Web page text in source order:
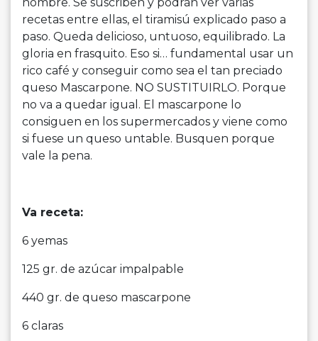
nombre. Se suscriben y podrán ver varias
recetas entre ellas, el tiramisú explicado paso a
paso. Queda delicioso, untuoso, equilibrado. La
gloria en frasquito. Eso si… fundamental usar un
rico café y conseguir como sea el tan preciado
queso Mascarpone. NO SUSTITUIRLO. Porque
no va a quedar igual. El mascarpone lo
consiguen en los supermercados y viene como
si fuese un queso untable. Busquen porque
vale la pena.
Va receta:
6 yemas
125 gr. de azúcar impalpable
440 gr. de queso mascarpone
6 claras